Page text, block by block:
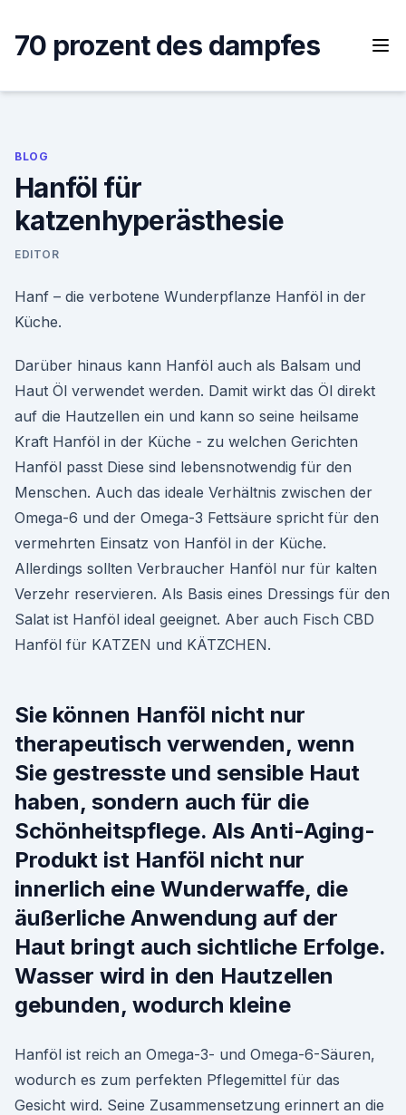
content
70 prozent des dampfes
BLOG
Hanföl für
katzenhyperästhesie
EDITOR
Hanf – die verbotene Wunderpflanze Hanföl in der
Küche.
Darüber hinaus kann Hanföl auch als Balsam und
Haut Öl verwendet werden. Damit wirkt das Öl direkt
auf die Hautzellen ein und kann so seine heilsame
Kraft Hanföl in der Küche - zu welchen Gerichten
Hanföl passt Diese sind lebensnotwendig für den
Menschen. Auch das ideale Verhältnis zwischen der
Omega-6 und der Omega-3 Fettsäure spricht für den
vermehrten Einsatz von Hanföl in der Küche.
Allerdings sollten Verbraucher Hanföl nur für kalten
Verzehr reservieren. Als Basis eines Dressings für den
Salat ist Hanföl ideal geeignet. Aber auch Fisch CBD
Hanföl für KATZEN und KÄTZCHEN.
Sie können Hanföl nicht nur
therapeutisch verwenden, wenn
Sie gestresste und sensible Haut
haben, sondern auch für die
Schönheitspflege. Als Anti-Aging-
Produkt ist Hanföl nicht nur
innerlich eine Wunderwaffe, die
äußerliche Anwendung auf der
Haut bringt auch sichtliche Erfolge.
Wasser wird in den Hautzellen
gebunden, wodurch kleine
Hanföl ist reich an Omega-3- und Omega-6-Säuren,
wodurch es zum perfekten Pflegemittel für das
Gesicht wird. Seine Zusammensetzung erinnert an die